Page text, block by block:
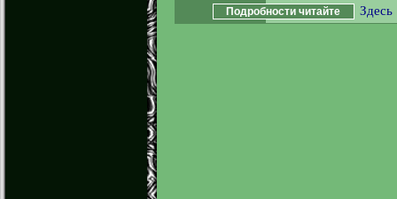
Подробности читайте Здесь